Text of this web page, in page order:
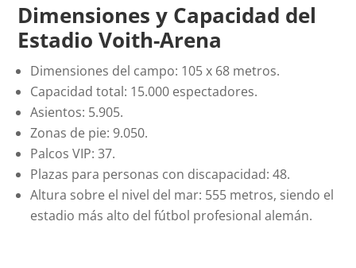
Dimensiones y Capacidad del
Estadio Voith-Arena
Dimensiones del campo: 105 x 68 metros.
Capacidad total: 15.000 espectadores.
Asientos: 5.905.
Zonas de pie: 9.050.
Palcos VIP: 37.
Plazas para personas con discapacidad: 48.
Altura sobre el nivel del mar: 555 metros, siendo el
estadio más alto del fútbol profesional alemán.